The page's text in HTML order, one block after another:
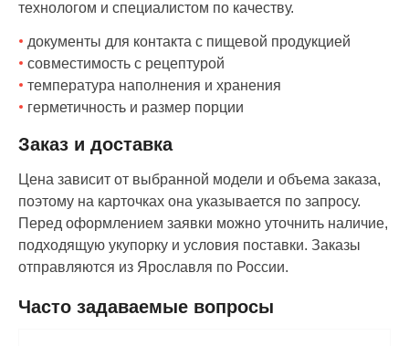
технологом и специалистом по качеству.
документы для контакта с пищевой продукцией
совместимость с рецептурой
температура наполнения и хранения
герметичность и размер порции
Заказ и доставка
Цена зависит от выбранной модели и объема заказа,
поэтому на карточках она указывается по запросу.
Перед оформлением заявки можно уточнить наличие,
подходящую укупорку и условия поставки. Заказы
отправляются из Ярославля по России.
Часто задаваемые вопросы